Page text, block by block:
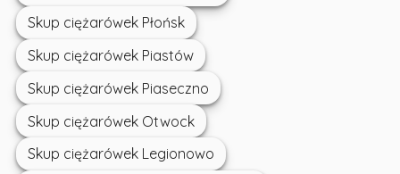
Skup ciężarówek Płońsk
Skup ciężarówek Piastów
Skup ciężarówek Piaseczno
Skup ciężarówek Otwock
Skup ciężarówek Legionowo